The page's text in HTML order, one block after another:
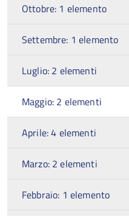
Ottobre: 1 elemento
Settembre: 1 elemento
Luglio: 2 elementi
Maggio: 2 elementi
Aprile: 4 elementi
Marzo: 2 elementi
Febbraio: 1 elemento